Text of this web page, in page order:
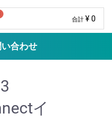
合計 ¥ 0
合わせ
イ